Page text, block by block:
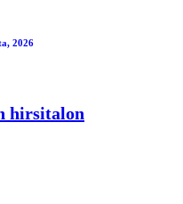
2026
hirsitalon